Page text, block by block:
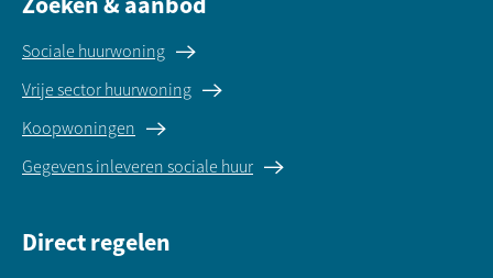
Sociale huurwoning
Vrije sector huurwoning
Koopwoningen
Gegevens inleveren sociale huur
Direct regelen